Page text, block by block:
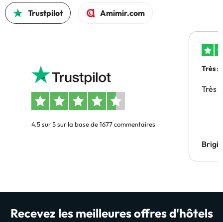
Trustpilot Amimir.com
4.5 sur 5 sur la base de 1677 commentaires
Très
Très
Recevez les meilleures offres d'hôtels